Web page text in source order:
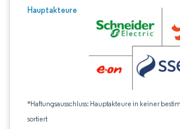
Hauptakteure
*Haftungsausschluss: Hauptakteure in keiner
sortiert